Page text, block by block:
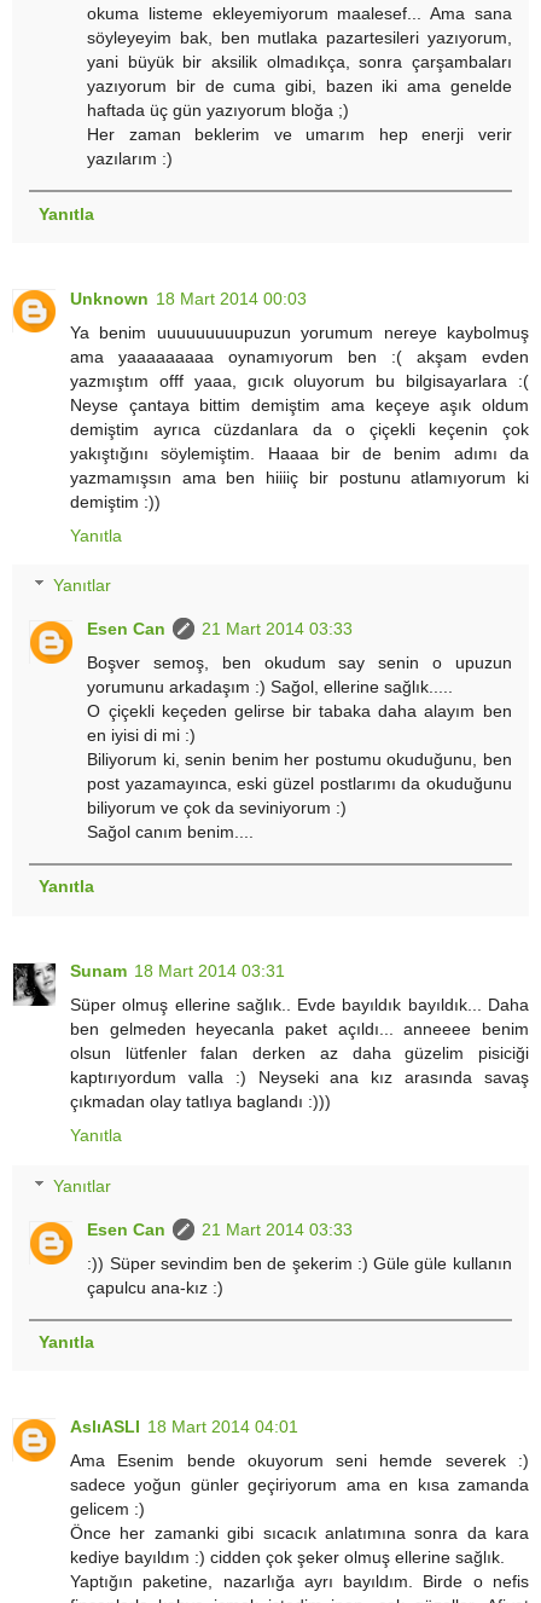
okuma listeme ekleyemiyorum maalesef... Ama sana
söyleyeyim bak, ben mutlaka pazartesileri yazıyorum,
yani büyük bir aksilik olmadıkça, sonra çarşambaları
yazıyorum bir de cuma gibi, bazen iki ama genelde
haftada üç gün yazıyorum bloğa ;)
Her zaman beklerim ve umarım hep enerji verir
yazılarım :)
Yanıtla
Unknown 18 Mart 2014 00:03
Ya benim uuuuuuuuupuzun yorumum nereye kaybolmuş
ama yaaaaaaaaa oynamıyorum ben :( akşam evden
yazmıştım offf yaaa, gıcık oluyorum bu bilgisayarlara :(
Neyse çantaya bittim demiştim ama keçeye aşık oldum
demiştim ayrıca cüzdanlara da o çiçekli keçenin çok
yakıştığını söylemiştim. Haaaa bir de benim adımı da
yazmamışsın ama ben hiiiiç bir postunu atlamıyorum ki
demiştim :))
Yanıtla
Yanıtlar
Esen Can
21 Mart 2014 03:33
Boşver semoş, ben okudum say senin o upuzun
yorumunu arkadaşım :) Sağol, ellerine sağlık.....
O çiçekli keçeden gelirse bir tabaka daha alayım ben
en iyisi di mi :)
Biliyorum ki, senin benim her postumu okuduğunu, ben
post yazamayınca, eski güzel postlarımı da okuduğunu
biliyorum ve çok da seviniyorum :)
Sağol canım benim....
Yanıtla
Sunam 18 Mart 2014 03:31
Süper olmuş ellerine sağlık.. Evde bayıldık bayıldık... Daha
ben gelmeden heyecanla paket açıldı... anneeee benim
olsun lütfenler falan derken az daha güzelim pisiciği
kaptırıyordum valla :) Neyseki ana kız arasında savaş
çıkmadan olay tatlıya baglandı :)))
Yanıtla
Yanıtlar
Esen Can
21 Mart 2014 03:33
:)) Süper sevindim ben de şekerim :) Güle güle kullanın
çapulcu ana-kız :)
Yanıtla
AslıASLI 18 Mart 2014 04:01
Ama Esenim bende okuyorum seni hemde severek :)
sadece yoğun günler geçiriyorum ama en kısa zamanda
gelicem :)
Önce her zamanki gibi sıcacık anlatımına sonra da kara
kediye bayıldım :) cidden çok şeker olmuş ellerine sağlık.
Yaptığın paketine, nazarlığa ayrı bayıldım. Birde o nefis